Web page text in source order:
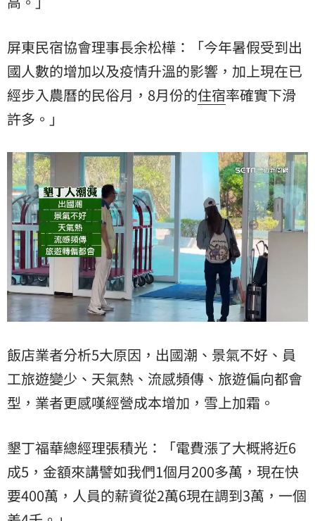
屏東民宿協會理事長余松樺：「今年暑假受到出
國人數的增加以及疫情升溫的影響，加上現在已
經步入農曆的民俗月，8月份的住宿率確實下滑
許多。」
飯店業者分析5大原因，出國潮、景氣不好、員
工旅遊變少、天氣熱、流感頻傳、旅遊偏向都會
型，業者更感嘆經營成本增加，雪上加霜。
墾丁福華總經理張積光：「電費漲了大概將近6
成5，金額來講譬如我們1個月200多萬，現在快
要400萬，人員的薪資從2萬6現在調到3萬，一個